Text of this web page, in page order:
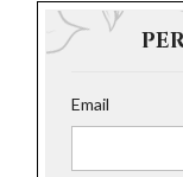
Email